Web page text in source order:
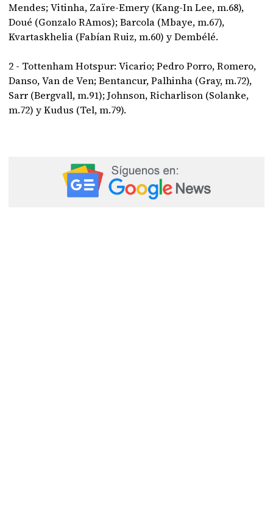
Mendes; Vitinha, Zaïre-Emery (Kang-In Lee, m.68),
Doué (Gonzalo RAmos); Barcola (Mbaye, m.67),
Kvartaskhelia (Fabían Ruiz, m.60) y Dembélé.
2 - Tottenham Hotspur: Vicario; Pedro Porro, Romero,
Danso, Van de Ven; Bentancur, Palhinha (Gray, m.72),
Sarr (Bergvall, m.91); Johnson, Richarlison (Solanke,
m.72) y Kudus (Tel, m.79).